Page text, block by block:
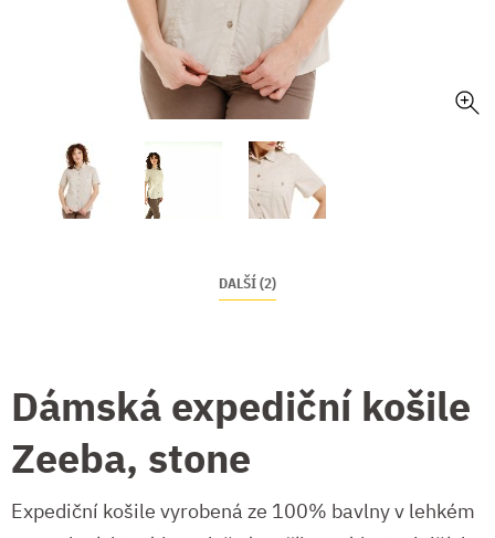
DALŠÍ (2)
Dámská expediční košile
Zeeba, stone
Expediční košile vyrobená ze 100% bavlny v lehkém